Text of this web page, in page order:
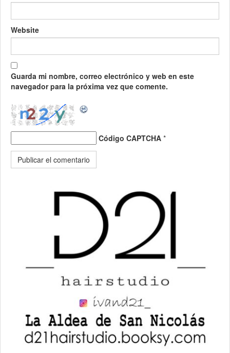
Website
Guarda mi nombre, correo electrónico y web en este
navegador para la próxima vez que comente.
Código CAPTCHA *